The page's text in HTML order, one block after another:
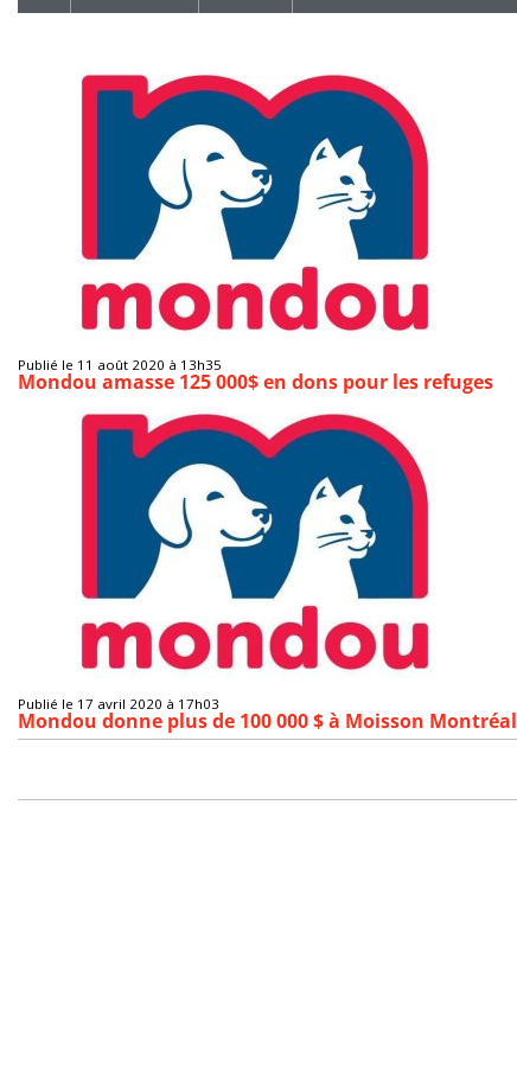
Publié le 11 août 2020 à 13h35
Mondou amasse 125 000$ en dons pour les refuges
Publié le 17 avril 2020 à 17h03
Mondou donne plus de 100 000 $ à Moisson Montréal